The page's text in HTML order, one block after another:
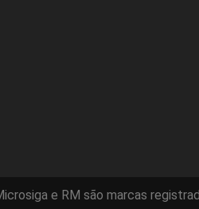
e RM são marcas